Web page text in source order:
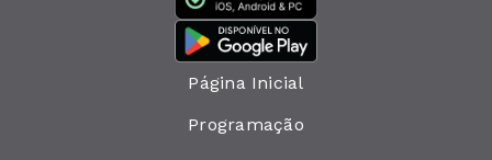
Página Inicial
Programação